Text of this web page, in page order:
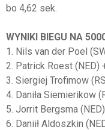
bo 4,62 sek.
WYNIKI BIEGU NA
1. Nils van der Poel
2. Patrick Roest (NED)
3. Siergiej Trofimow
4. Daniła Siemierikow
5. Jorrit Bergsma
6. Daniił Aldoszkin